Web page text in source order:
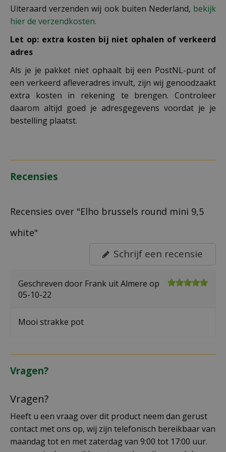
Uiteraard verzenden wij ook buiten Nederland, bekijk
hier de verzendkosten.
Let op: extra kosten bij niet ophalen of verkeerd
adres
Als je je pakket niet ophaalt bij een PostNL-punt of
een verkeerd afleveradres invult, zijn wij genoodzaakt
extra kosten in rekening te brengen. Controleer
daarom altijd goed je adresgegevens voordat je je
bestelling plaatst.
Recensies
Recensies over "Elho brussels round mini 9,5
white"
Schrijf een recensie
Geschreven door Frank uit Almere op
05-10-22
Mooi strakke pot
Vragen?
Vragen?
Heeft u een vraag over dit product neem dan gerust
contact met ons op, wij zijn telefonisch bereikbaar van
maandag tot en met zaterdag van 9:00 tot 17:00 uur.